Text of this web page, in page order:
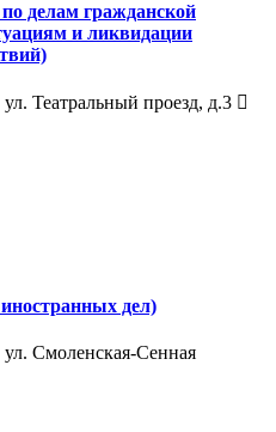
делам гражданской
и ликвидации
Театральный проезд, д.3
дел)
Смоленская-Сенная